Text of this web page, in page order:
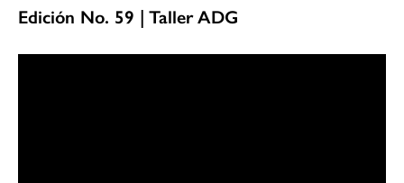
Edición No. 59 | Taller ADG